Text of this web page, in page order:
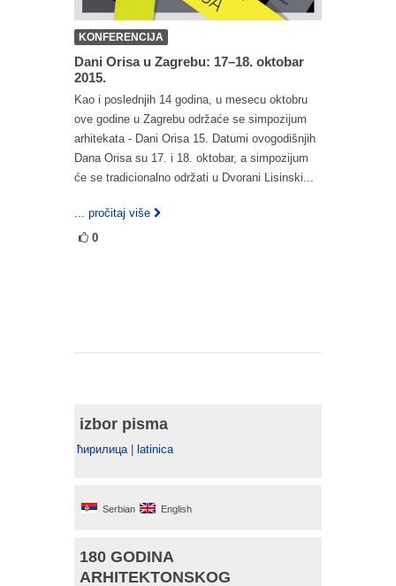
KONFERENCIJA
Dani Orisa u Zagrebu: 17–18. oktobar
2015.
Kao i poslednjih 14 godina, u mesecu oktobru
ove godine u Zagrebu održaće se simpozijum
arhitekata - Dani Orisa 15. Datumi ovogodišnjih
Dana Orisa su 17. i 18. oktobar, a simpozijum
će se tradicionalno održati u Dvorani Lisinski...
... pročitaj više
0
izbor pisma
ћирилица| latinica
Serbian English
180 GODINA
ARHITEKTONSKOG